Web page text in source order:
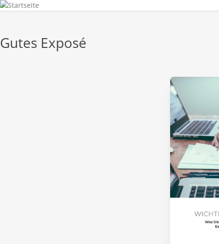
Gutes Exposé